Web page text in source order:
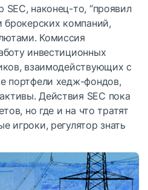
SEC, наконец-то, “проявил
брокерских компаний,
Комиссия
инвестиционных
взаимодействующих с
портфели хедж-фондов,
Действия SEC пока
но где и на что тратят
игроки, регулятор знать